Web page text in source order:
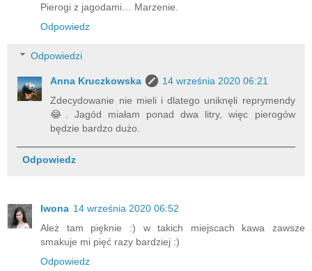
Pierogi z jagodami… Marzenie.
Odpowiedz
Odpowiedzi
Anna Kruczkowska
14 września 2020 06:21
Zdecydowanie nie mieli i dlatego uniknęli reprymendy
😂. Jagód miałam ponad dwa litry, więc pierogów
będzie bardzo dużo.
Odpowiedz
Iwona 14 września 2020 06:52
Ależ tam pięknie :) w takich miejscach kawa zawsze
smakuje mi pięć razy bardziej :)
Odpowiedz